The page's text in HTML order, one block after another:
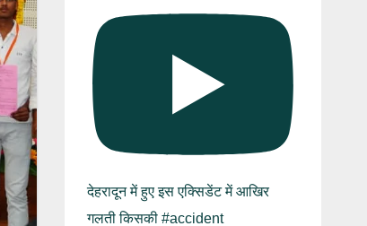
देहरादून में हुए इस एक्सिडेंट में आखिर
गलती किसकी #accident